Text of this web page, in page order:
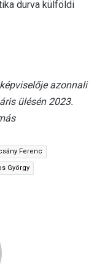
durva külföldi
azonnali
ülésén 2023.
Ferenc
György